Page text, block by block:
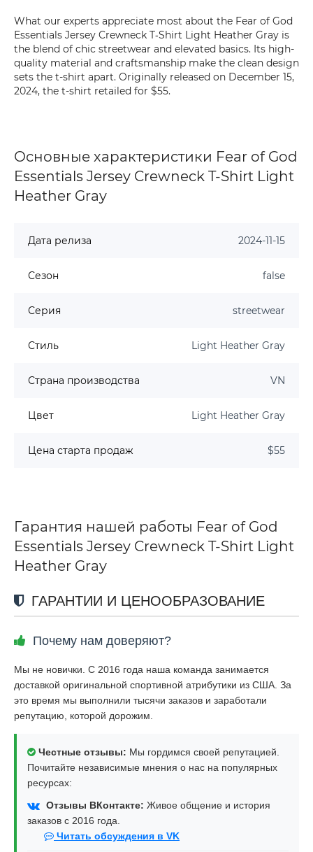
What our experts appreciate most about the Fear of God
Essentials Jersey Crewneck T‑Shirt Light Heather Gray is
the blend of chic streetwear and elevated basics. Its high-
quality material and craftsmanship make the clean design
sets the t-shirt apart. Originally released on December 15,
2024, the t-shirt retailed for $55.
Основные характеристики Fear of God
Essentials Jersey Crewneck T-Shirt Light
Heather Gray
Дата релиза 2024-11-15
Сезон false
Серия streetwear
Стиль Light Heather Gray
Страна производства VN
Цвет Light Heather Gray
Цена старта продаж $55
Гарантия нашей работы Fear of God
Essentials Jersey Crewneck T-Shirt Light
Heather Gray
ГАРАНТИИ И ЦЕНООБРАЗОВАНИЕ
Почему нам доверяют?
Мы не новички. С 2016 года наша команда занимается
доставкой оригинальной спортивной атрибутики из США. За
это время мы выполнили тысячи заказов и заработали
репутацию, которой дорожим.
Честные отзывы: Мы гордимся своей репутацией.
Почитайте независимые мнения о нас на популярных
ресурсах:
Отзывы ВКонтакте: Живое общение и история
заказов с 2016 года.
Читать обсуждения в VK